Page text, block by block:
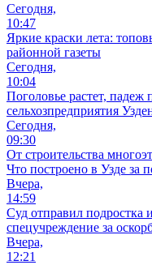
Сегодня,
10:47
Яркие краски лета:
районной газеты
Сегодня,
10:04
Поголовье растет, падеж
сельхозпредприятия
Сегодня,
09:30
От строительства
Что построено в Узде за
Вчера,
14:59
Суд отправил подростка
спецучреждение за
Вчера,
12:21